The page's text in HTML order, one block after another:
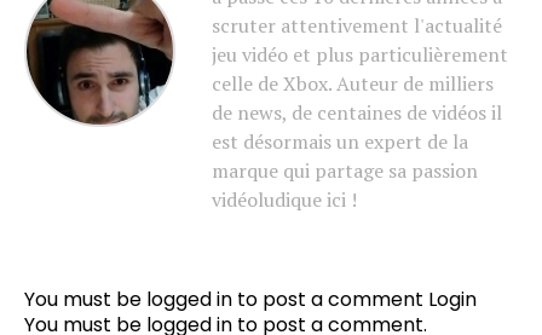
scruter attentivement l'actualité
jeu vidéo et plus particulièrement
celle de Xbox. Auteur de milliers
de news, de centaines de vidéos il
est désormais un expert de la
marque qui partage sa passion
vidéoludique ici !
You must be logged in to post a comment Login
You must be logged in to post a comment.